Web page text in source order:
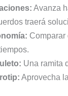
Avanza
traerá
Comparar
Una ramita
Aprovecha